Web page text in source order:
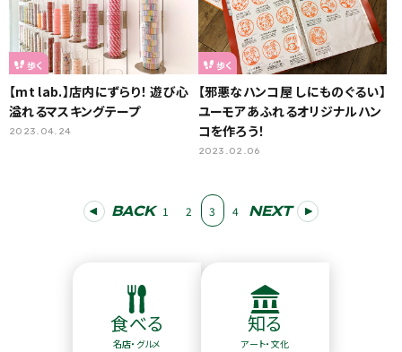
歩く
【mt lab.】店内にずらり！ 遊び心
溢れるマスキングテープ
2023.04.24
歩く
【邪悪なハンコ屋 しにものぐるい】
ユーモアあふれるオリジナルハン
コを作ろう！
2023.02.06
BACK 1 2 3 4 NEXT
食べる
名店・グルメ
知る
アート・文化